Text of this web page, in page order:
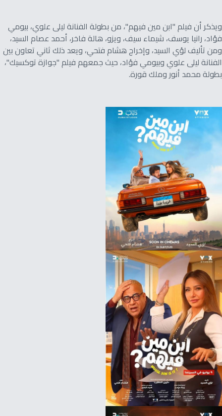
ويذكر أن فيلم "ابن مين فيهم"، من بطولة الفنانة ليلى علوي، بيومي
فؤاد، رانيا يوسف، شيماء سيف، ويزو، هالة فاخر، أحمد عصام السيد،
ومن تأليف لؤي السيد، وإخراج هشام فتحي، ويعد ذلك ثاني تعاون بين
الفنانة ليلى علوي وبيومي فؤاد، حيث جمعهم فيلم "جوازة توكسيك"،
بطولة محمد أنور وملك قورة.